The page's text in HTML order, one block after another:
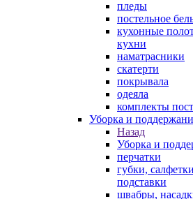
пледы
постельное
кухонные
кухни
наматрасники
скатерти
покрывала
одеяла
комплекты
Уборка и
Назад
Уборка и
перчатки
губки,
подставки
швабры,